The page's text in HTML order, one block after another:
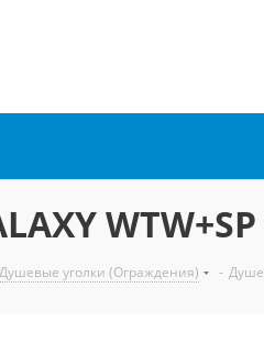
WTW+SP
Душевые уголки (Ограждения) -